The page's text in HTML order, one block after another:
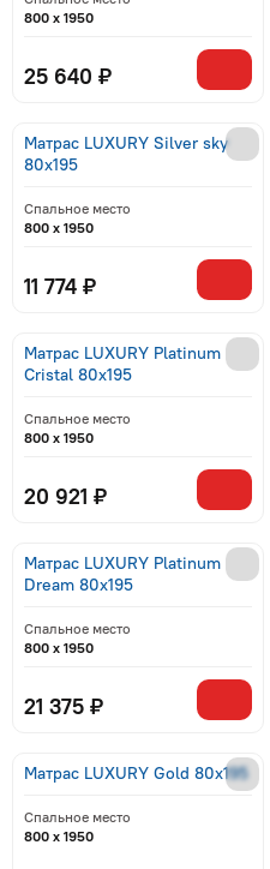
800 x 1950
25 640 ₽
Матрас LUXURY Silver sky
80x195
Спальное место
800 x 1950
11 774 ₽
Матрас LUXURY Platinum
Cristal 80x195
Спальное место
800 x 1950
20 921 ₽
Матрас LUXURY Platinum
Dream 80x195
Спальное место
800 x 1950
21 375 ₽
Матрас LUXURY Gold 80x195
Спальное место
800 x 1950